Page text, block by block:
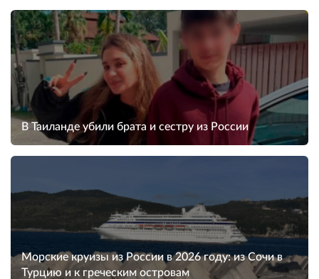
В Таиланде убили брата и сестру из России
Морские круизы из России в 2026 году: из Сочи в
Турцию и к греческим островам